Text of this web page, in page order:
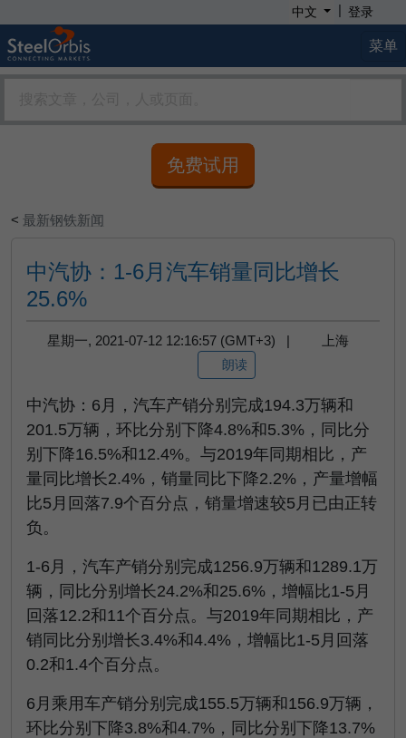
中文 | 登录
菜单
免费试用
< 最新钢铁新闻
中汽协：1-6月汽车销量同比增长
25.6%
星期一, 2021-07-12 12:16:57 (GMT+3) | 上海
朗读
中汽协：6月，汽车产销分别完成194.3万辆和
201.5万辆，环比分别下降4.8%和5.3%，同比分
别下降16.5%和12.4%。与2019年同期相比，产
量同比增长2.4%，销量同比下降2.2%，产量增幅
比5月回落7.9个百分点，销量增速较5月已由正转
负。
1-6月，汽车产销分别完成1256.9万辆和1289.1万
辆，同比分别增长24.2%和25.6%，增幅比1-5月
回落12.2和11个百分点。与2019年同期相比，产
销同比分别增长3.4%和4.4%，增幅比1-5月回落
0.2和1.4个百分点。
6月乘用车产销分别完成155.5万辆和156.9万辆，
环比分别下降3.8%和4.7%，同比分别下降13.7%